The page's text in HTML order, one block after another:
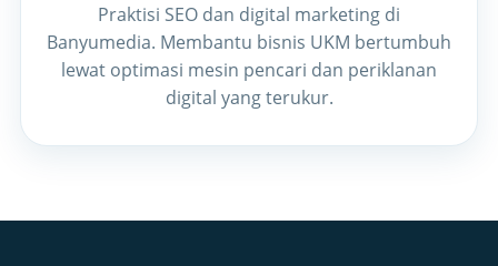
Praktisi SEO dan digital marketing di
Banyumedia. Membantu bisnis UKM bertumbuh
lewat optimasi mesin pencari dan periklanan
digital yang terukur.